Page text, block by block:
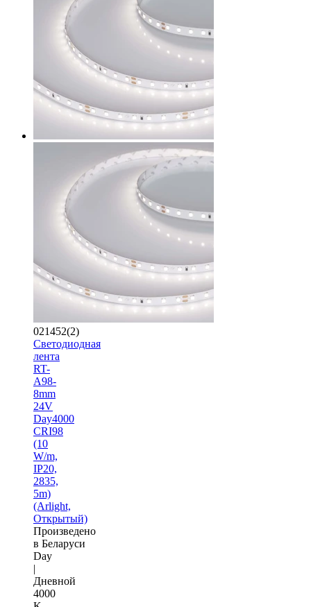
021452(2)
Светодиодная
лента
RT-
A98-
8mm
24V
Day4000
CRI98
(10
W/m,
IP20,
2835,
5m)
(Arlight,
Открытый)
Произведено
в Беларуси
Day
|
Дневной
4000